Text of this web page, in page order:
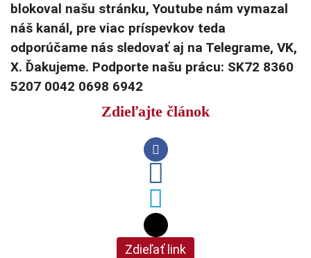
blokoval našu stránku, Youtube nám vymazal
náš kanál, pre viac príspevkov teda
odporúčame nás sledovať aj na Telegrame, VK,
X. Ďakujeme. Podporte našu prácu: SK72 8360
5207 0042 0698 6942
Zdieľajte článok
Zdieľať link